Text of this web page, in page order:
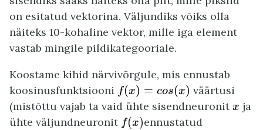
on esitatud vektorina. Väljundiks võiks olla
näiteks 10-kohaline vektor, mille iga element
vastab mingile pildikategooriale.
Koostame kihid närvivõrgule, mis ennustab
koosinusfunktsiooni f(x) = cos(x)
f(x)= s(x)
väärtusi
(mistõttu vajab ta vaid ühte sisendneuronit x
x ja
ühte väljundneuronit f(x)
f(x) ennustatud